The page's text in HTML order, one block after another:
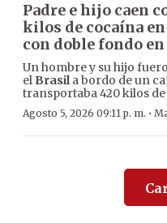
Padre e hijo caen
kilos de cocaína
con doble fondo
Un hombre y su hijo
el Brasila bordo de un
transportaba 420 kilos
Agosto 5, 2026 09:11 p. m. ·